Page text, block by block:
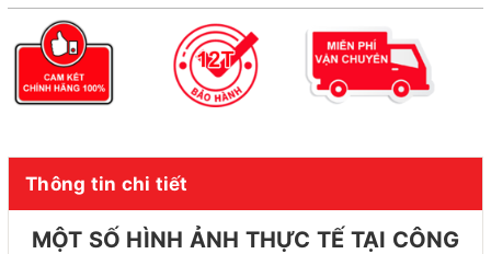
Thông tin chi tiết
MỘT SỐ HÌNH ẢNH THỰC TẾ TẠI CÔNG